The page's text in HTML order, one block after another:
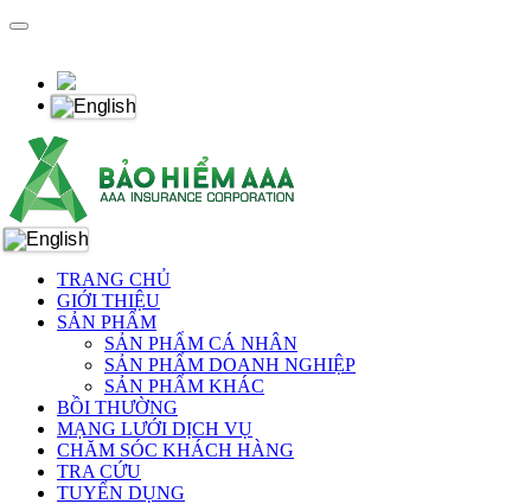
TRANG CHỦ
GIỚI THIỆU
SẢN PHẨM
SẢN PHẨM CÁ NHÂN
SẢN PHẨM DOANH NGHIỆP
SẢN PHẨM KHÁC
BỒI THƯỜNG
MẠNG LƯỚI DỊCH VỤ
CHĂM SÓC KHÁCH HÀNG
TRA CỨU
TUYỂN DỤNG